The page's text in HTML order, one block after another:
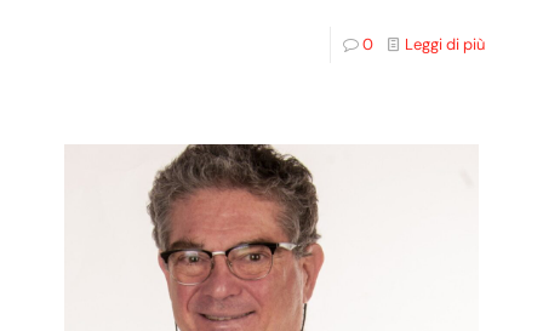
0 Leggi di più